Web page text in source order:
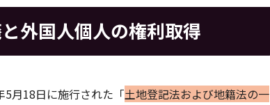
外国人個人の権利取得
5月18日に施行された「土地登記法および地籍法の一